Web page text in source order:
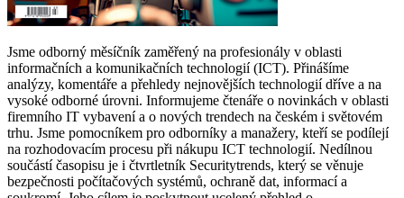
Jsme odborný měsíčník zaměřený na profesionály v oblasti
informačních a komunikačních technologií (ICT). Přinášíme
analýzy, komentáře a přehledy nejnovějších technologií dříve a na
vysoké odborné úrovni. Informujeme čtenáře o novinkách v oblasti
firemního IT vybavení a o nových trendech na českém i světovém
trhu. Jsme pomocníkem pro odborníky a manažery, kteří se podílejí
na rozhodovacím procesu při nákupu ICT technologií. Nedílnou
součástí časopisu je i čtvrtletník Securitytrends, který se věnuje
bezpečnosti počítačových systémů, ochraně dat, informací a